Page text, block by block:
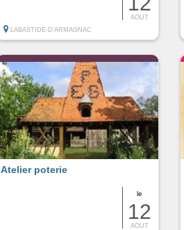
AOUT
LABASTIDE-D'ARMAGNAC
le
12
AOUT
Atelier poterie